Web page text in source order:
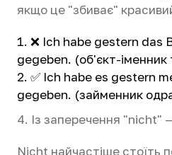
якщо це "збиває"
❌ Ich habe gestern das
gegeben. (об'єкт-іменник
✅ Ich habe es gestern
gegeben. (займенник
4. Із заперечення "nicht"
Nicht найчастіше стоїть